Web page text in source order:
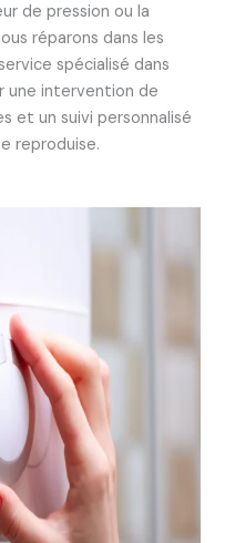
de pression ou la
réparons dans les
spécialisé dans
une intervention de
et un suivi personnalisé
reproduise.